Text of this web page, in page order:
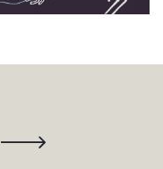
Информационно-поисковая